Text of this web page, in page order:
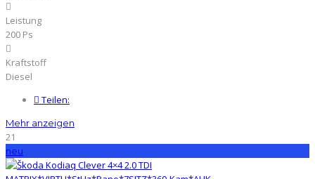
Leistung
200 Ps
Kraftstoff
Diesel
Teilen:
Mehr anzeigen
21
neu